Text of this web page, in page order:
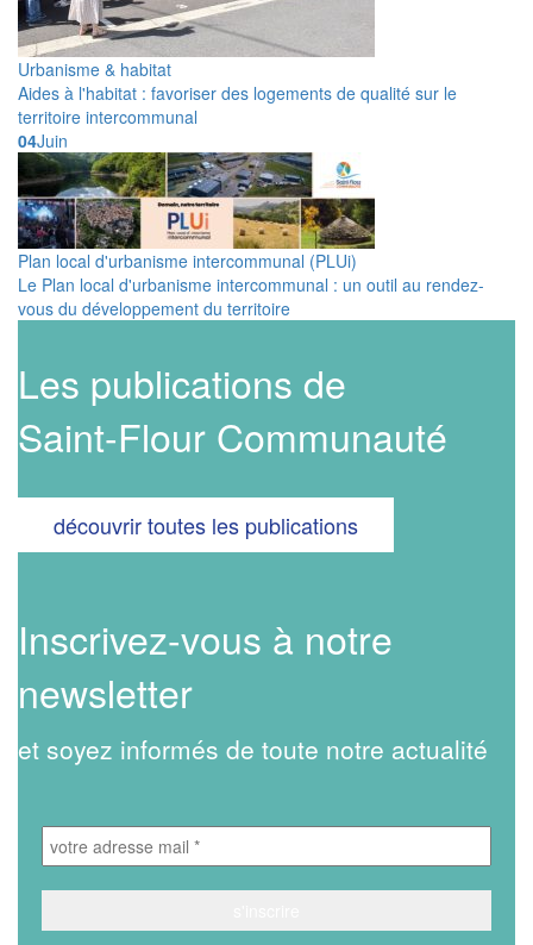
Urbanisme & habitat
Aides à l'habitat : favoriser des logements de qualité sur le
territoire intercommunal
04Juin
Plan local d'urbanisme intercommunal (PLUi)
Le Plan local d'urbanisme intercommunal : un outil au rendez-
vous du développement du territoire
Les publications de
Saint-Flour Communauté
découvrir toutes les publications
Inscrivez-vous à notre
newsletter
et soyez informés de toute notre actualité